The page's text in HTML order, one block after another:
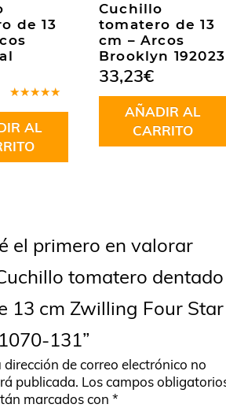
de 13
en5.00de
5 AL
Cuchillo
tomatero de 13
cm – Arcos
Brooklyn 192023
33,23€
AÑADIR AL
CARRITO
el primero en valorar
tomatero dentado
13 cm Zwilling Four Star
131”
dirección de correo electrónico no
publicada. Los campos
marcados con *